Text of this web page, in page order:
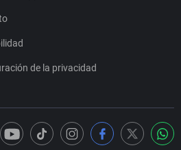
de la privacidad